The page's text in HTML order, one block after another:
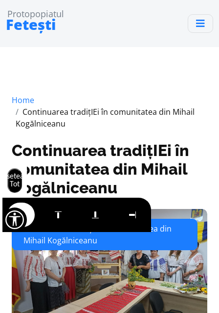
Protopopiatul
Fetești
Home
Continuarea tradițIEi în comunitatea din Mihail
Kogălniceanu
Continuarea tradițIEi în
comunitatea din Mihail
Kogălniceanu
Continuarea tradițIEi în comunitatea din
Mihail Kogălniceanu
Tot